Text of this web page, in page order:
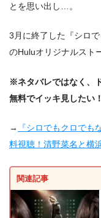
とを思い出し…。
3月に終了した『シロ
のHuluオリジナルスト
※ネタバレではなく、
無料でイッキ見したい
→
『シロでもクロで
料視聴！清野菜名と横
関連記事